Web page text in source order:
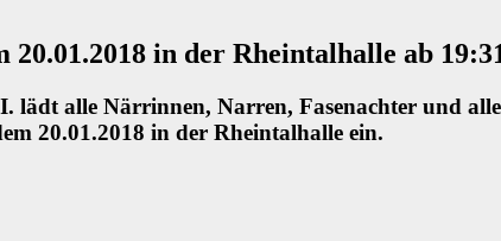
in der Rheintalhalle ab
alle Närrinnen, Narren, Fasenachter und
20.01.2018 in der Rheintalhalle ein.